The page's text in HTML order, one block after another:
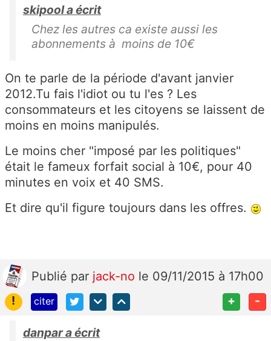
skipool a écrit
Chez les autres ca existe aussi les
abonnements à moins de 10€
On te parle de la période d'avant janvier
2012.Tu fais l'idiot ou tu l'es ? Les
consommateurs et les citoyens se laissent de
moins en moins manipulés.
Le moins cher "imposé par les politiques"
était le fameux forfait social à 10€, pour 40
minutes en voix et 40 SMS.
Et dire qu'il figure toujours dans les offres.
Publié par jack-no le 09/11/2015 à 17h00
!
citer + -
danpar a écrit